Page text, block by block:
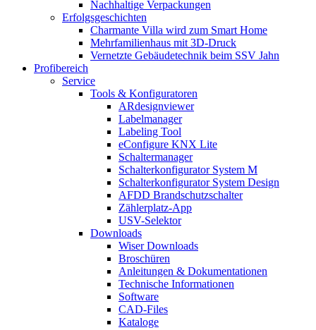
Nachhaltige Verpackungen
Erfolgsgeschichten
Charmante Villa wird zum Smart Home
Mehrfamilienhaus mit 3D-Druck
Vernetzte Gebäudetechnik beim SSV Jahn
Profibereich
Service
Tools & Konfiguratoren
ARdesignviewer
Labelmanager
Labeling Tool
eConfigure KNX Lite
Schaltermanager
Schalterkonfigurator System M
Schalterkonfigurator System Design
AFDD Brandschutzschalter
Zählerplatz-App
USV-Selektor
Downloads
Wiser Downloads
Broschüren
Anleitungen & Dokumentationen
Technische Informationen
Software
CAD-Files
Kataloge